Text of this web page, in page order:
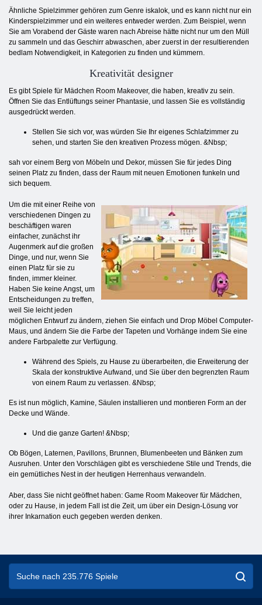
Ähnliche Spielzimmer gehören zum Genre iskalok, und es kann nicht nur ein
Kinderspielzimmer und ein weiteres entweder werden. Zum Beispiel, wenn
Sie am Vorabend der Gäste waren nach Abreise hätte nicht nur um den Müll
zu sammeln und das Geschirr abwaschen, aber zuerst in der resultierenden
bedlam Notwendigkeit, in Kategorien zu finden und kümmern.
Kreativität designer
Es gibt Spiele für Mädchen Room Makeover, die haben, kreativ zu sein.
Öffnen Sie das Entlüftungs seiner Phantasie, und lassen Sie es vollständig
ausgedrückt werden.
Stellen Sie sich vor, was würden Sie Ihr eigenes Schlafzimmer zu
sehen, und starten Sie den kreativen Prozess mögen. &Nbsp;
sah vor einem Berg von Möbeln und Dekor, müssen Sie für jedes Ding
seinen Platz zu finden, dass der Raum mit neuen Emotionen funkeln und
sich bequem.
Um die mit einer Reihe von
verschiedenen Dingen zu
beschäftigen waren
einfacher, zunächst ihr
Augenmerk auf die großen
Dinge, und nur, wenn Sie
einen Platz für sie zu
finden, immer kleiner.
Haben Sie keine Angst, um
Entscheidungen zu treffen,
weil Sie leicht jeden
möglichen Entwurf zu ändern, ziehen Sie einfach und Drop Möbel Computer-
Maus, und ändern Sie die Farbe der Tapeten und Vorhänge indem Sie eine
andere Farbpalette zur Verfügung.
Während des Spiels, zu Hause zu überarbeiten, die Erweiterung der
Skala der konstruktive Aufwand, und Sie über den begrenzten Raum
von einem Raum zu verlassen. &Nbsp;
Es ist nun möglich, Kamine, Säulen installieren und montieren Form an der
Decke und Wände.
Und die ganze Garten! &Nbsp;
Ob Bögen, Laternen, Pavillons, Brunnen, Blumenbeeten und Bänken zum
Ausruhen. Unter den Vorschlägen gibt es verschiedene Stile und Trends, die
ein gemütliches Nest in der heutigen Herrenhaus verwandeln.
Aber, dass Sie nicht geöffnet haben: Game Room Makeover für Mädchen,
oder zu Hause, in jedem Fall ist die Zeit, um über ein Design-Lösung vor
ihrer Inkarnation euch gegeben werden denken.